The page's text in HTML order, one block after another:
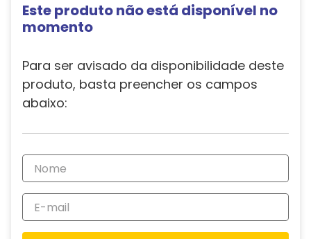
Este produto não está disponível no
momento
Para ser avisado da disponibilidade deste
produto, basta preencher os campos
abaixo: